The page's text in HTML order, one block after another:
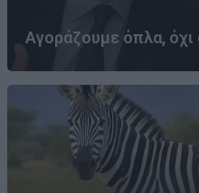
Αγοράζουμε όπλα, όχι